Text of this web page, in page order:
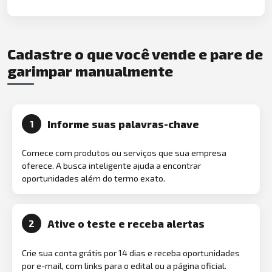
Cadastre o que você vende e pare de
garimpar manualmente
1 Informe suas palavras-chave
Comece com produtos ou serviços que sua empresa
oferece. A busca inteligente ajuda a encontrar
oportunidades além do termo exato.
2 Ative o teste e receba alertas
Crie sua conta grátis por 14 dias e receba oportunidades
por e-mail, com links para o edital ou a página oficial.